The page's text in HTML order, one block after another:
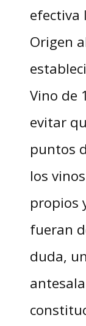
efectiva
Origen
Vino de
evitar
puntos
los
propios
fueran
duda,